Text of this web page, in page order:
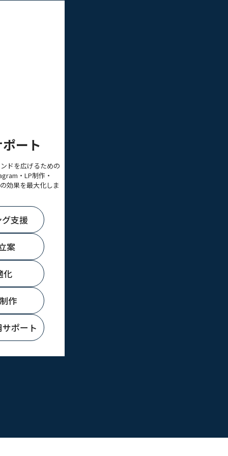
ート
ドを広げるための
・LP制作・
効果を最大化しま
支援
案
化
作
ポート